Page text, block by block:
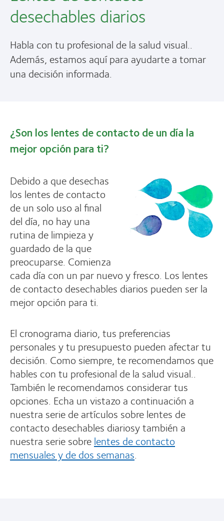
desechables diarios
Habla con tu profesional de la salud visual..
Además, estamos aquí para ayudarte a tomar
una decisión informada.
¿Son los lentes de contacto de un día la
mejor opción para ti?
Debido a que desechas
los lentes de contacto
de un solo uso al final
del día, no hay una
rutina de limpieza y
guardado de la que
preocuparse. Comienza
cada día con un par nuevo y fresco. Los lentes
de contacto desechables diarios pueden ser la
mejor opción para ti.
El cronograma diario, tus preferencias
personales y tu presupuesto pueden afectar tu
decisión. Como siempre, te recomendamos que
hables con tu profesional de la salud visual..
También le recomendamos considerar tus
opciones. Echa un vistazo a continuación a
nuestra serie de artículos sobre lentes de
contacto desechables diariosy también a
nuestra serie sobrelentes de contacto
mensuales y de dos semanas.